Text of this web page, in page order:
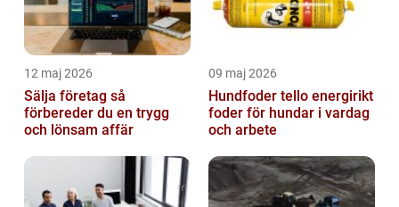
12 maj 2026
Sälja företag så
förbereder du en trygg
och lönsam affär
09 maj 2026
Hundfoder tello energirikt
foder för hundar i vardag
och arbete